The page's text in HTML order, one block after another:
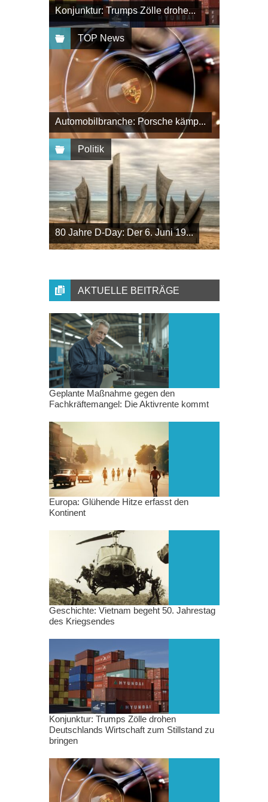
Konjunktur: Trumps Zölle drohe...
TOP News
Automobilbranche: Porsche kämp...
Politik
80 Jahre D-Day: Der 6. Juni 19...
AKTUELLE BEITRÄGE
Geplante Maßnahme gegen den
Fachkräftemangel: Die Aktivrente kommt
Europa: Glühende Hitze erfasst den
Kontinent
Geschichte: Vietnam begeht 50. Jahrestag
des Kriegsendes
Konjunktur: Trumps Zölle drohen
Deutschlands Wirtschaft zum Stillstand zu
bringen